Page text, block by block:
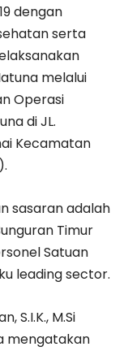
dengan
serta
melalui
Operasi
di JL.
Kecamatan
sasaran adalah
Timur
Satuan
leading sector.
S.I.K., M.Si
mengatakan